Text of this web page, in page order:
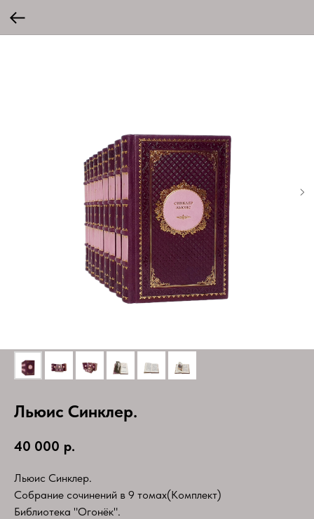
Льюис Синклер.
40 000 р.
Льюис Синклер.
Собрание сочинений в 9 томах(Комплект)
Библиотека "Огонёк".​ ​